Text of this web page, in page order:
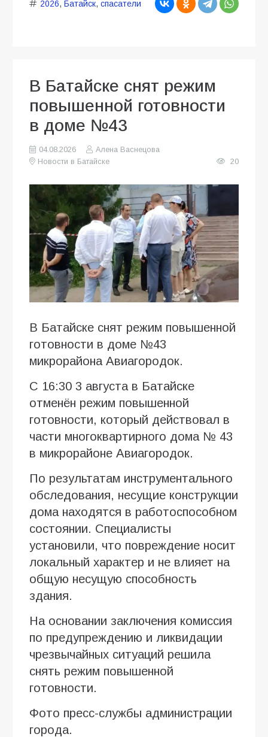
2026, Батайск, спасатели
В Батайске снят режим
повышенной готовности
в доме №43
04.08.2026
Алена Васнецова
Новости в Батайске
20
В Батайске снят режим повышенной
готовности в доме №43
микрорайона Авиагородок.
С 16:30 3 августа в Батайске
отменён режим повышенной
готовности, который действовал в
части многоквартирного дома № 43
в микрорайоне Авиагородок.
По результатам инструментального
обследования, несущие конструкции
дома находятся в работоспособном
состоянии. Специалисты
установили, что повреждение носит
локальный характер и не влияет на
общую несущую способность
здания.
На основании заключения комиссия
по предупреждению и ликвидации
чрезвычайных ситуаций решила
снять режим повышенной
готовности.
Фото пресс-службы администрации
города.